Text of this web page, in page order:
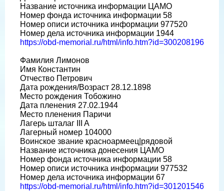
Название источника информации ЦАМО
Номер фонда источника информации 58
Номер описи источника информации 977520
Номер дела источника информации 1944
https://obd-memorial.ru/html/info.htm?id=300208196
Фамилия Лимонов
Имя Константин
Отчество Петрович
Дата рождения/Возраст 28.12.1898
Место рождения Тобожино
Дата пленения 27.02.1944
Место пленения Паричи
Лагерь шталаг III A
Лагерный номер 104000
Воинское звание красноармеец|рядовой
Название источника донесения ЦАМО
Номер фонда источника информации 58
Номер описи источника информации 977532
Номер дела источника информации 67
https://obd-memorial.ru/html/info.htm?id=301201546